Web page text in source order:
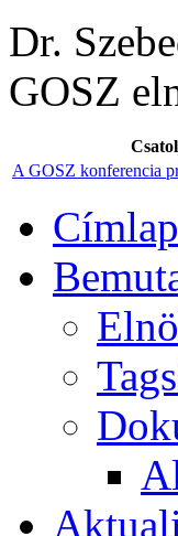
Dr.
GOSZ
A GOSZ konferencia
Címlap